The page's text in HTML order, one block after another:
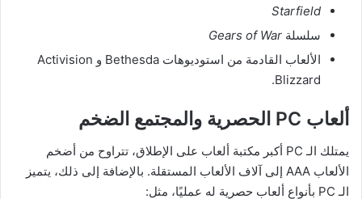
Starfield
سلسلة Gears of War
الألعاب القادمة من استوديوهات Bethesda و Activision
Blizzard.
ألعاب PC الحصرية والمجتمع الضخم
يمتلك الـ PC أكبر مكتبة ألعاب على الإطلاق، تتراوح من أضخم
الألعاب AAA إلى آلاف الألعاب المستقلة. بالإضافة إلى ذلك، يتميز
الـ PC بأنواع ألعاب حصرية له عمليًا، مثل: